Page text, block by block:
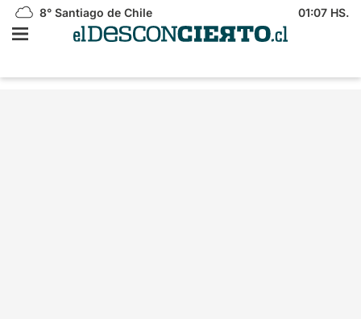
8° Santiago de Chile 01:07 HS.